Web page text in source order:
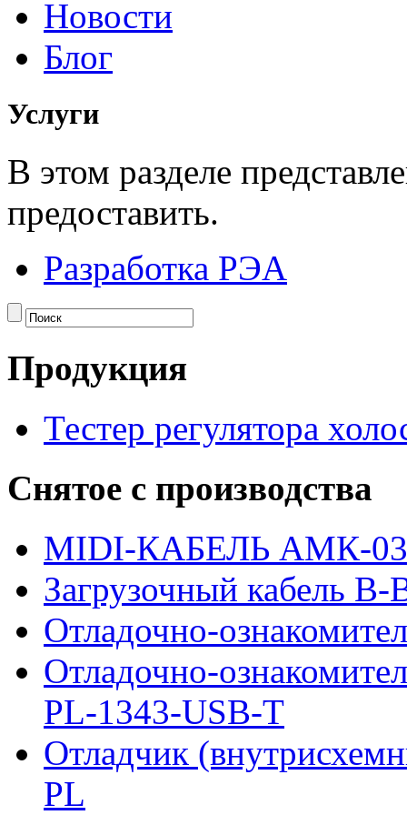
Новости
Блог
Услуги
В этом разделе
предоставить.
Разработка РЭА
Продукция
Тестер регулятора
Снятое с производства
MIDI-КАБЕЛЬ АМК-03
Загрузочный кабель B-
Отладочно-
Отладочно-
PL-1343-USB-T
Отладчик
PL